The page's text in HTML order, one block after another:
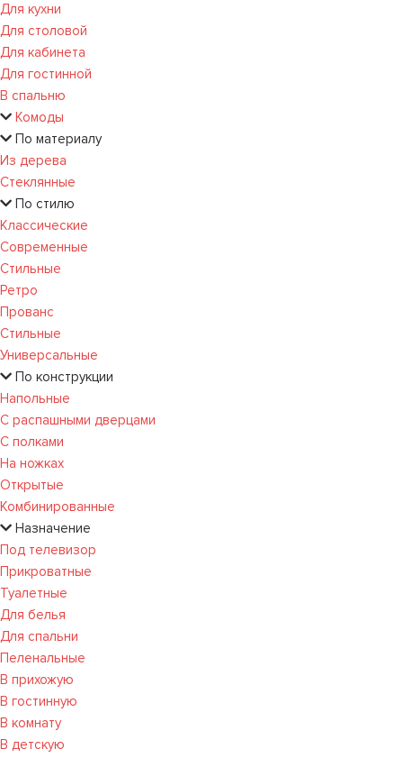
Для кухни
Для столовой
Для кабинета
Для гостинной
В спальню
Комоды
По материалу
Из дерева
Стеклянные
По стилю
Классические
Современные
Стильные
Ретро
Прованс
Стильные
Универсальные
По конструкции
Напольные
С распашными дверцами
С полками
На ножках
Открытые
Комбинированные
Назначение
Под телевизор
Прикроватные
Туалетные
Для белья
Для спальни
Пеленальные
В прихожую
В гостинную
В комнату
В детскую